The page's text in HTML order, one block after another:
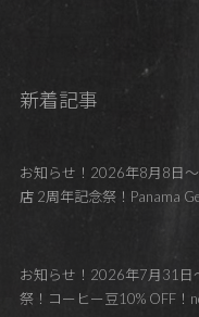
新着記事
お知らせ！2026年8月8日
店 2周年記念祭！Panama
お知らせ！2026年7月31日
祭！コーヒー豆10% OFF！